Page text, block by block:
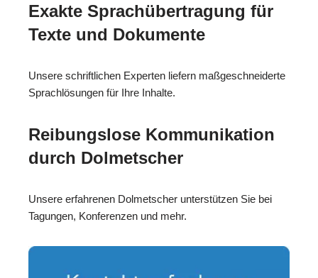
Exakte Sprachübertragung für
Texte und Dokumente
Unsere schriftlichen Experten liefern maßgeschneiderte
Sprachlösungen für Ihre Inhalte.
Reibungslose Kommunikation
durch Dolmetscher
Unsere erfahrenen Dolmetscher unterstützen Sie bei
Tagungen, Konferenzen und mehr.